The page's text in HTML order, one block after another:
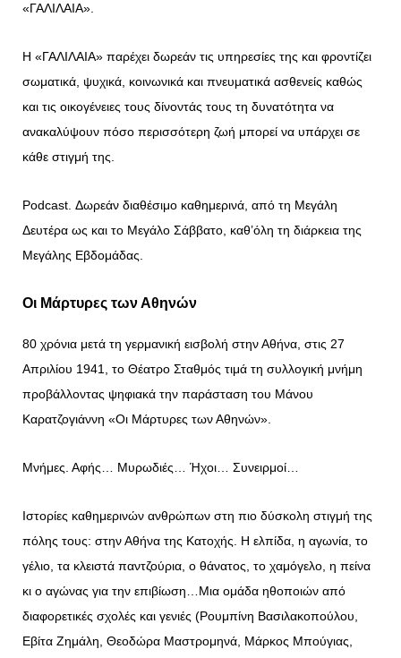
«ΓΑΛΙΛΑΙΑ».
Η «ΓΑΛΙΛΑΙΑ» παρέχει δωρεάν τις υπηρεσίες της και φροντίζει
σωματικά, ψυχικά, κοινωνικά και πνευματικά ασθενείς καθώς
και τις οικογένειες τους δίνοντάς τους τη δυνατότητα να
ανακαλύψουν πόσο περισσότερη ζωή μπορεί να υπάρχει σε
κάθε στιγμή της.
Podcast. Δωρεάν διαθέσιμο καθημερινά, από τη Μεγάλη
Δευτέρα ως και το Μεγάλο Σάββατο, καθ’όλη τη διάρκεια της
Μεγάλης Εβδομάδας.
Οι Μάρτυρες των Αθηνών
80 χρόνια μετά τη γερμανική εισβολή στην Αθήνα, στις 27
Απριλίου 1941, το Θέατρο Σταθμός τιμά τη συλλογική μνήμη
προβάλλοντας ψηφιακά την παράσταση του Μάνου
Καρατζογιάννη «Οι Μάρτυρες των Αθηνών».
Μνήμες. Αφής… Μυρωδιές… Ήχοι… Συνειρμοί…
Ιστορίες καθημερινών ανθρώπων στη πιο δύσκολη στιγμή της
πόλης τους: στην Αθήνα της Κατοχής. Η ελπίδα, η αγωνία, το
γέλιο, τα κλειστά παντζούρια, ο θάνατος, το χαμόγελο, η πείνα
κι ο αγώνας για την επιβίωση…Μια ομάδα ηθοποιών από
διαφορετικές σχολές και γενιές (Ρουμπίνη Βασιλακοπούλου,
Εβίτα Ζημάλη, Θεοδώρα Μαστρομηνά, Μάρκος Μπούγιας,